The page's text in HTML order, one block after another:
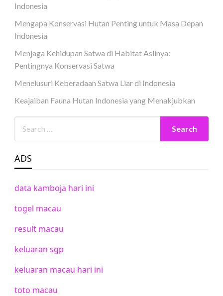
Indonesia
Mengapa Konservasi Hutan Penting untuk Masa Depan
Indonesia
Menjaga Kehidupan Satwa di Habitat Aslinya:
Pentingnya Konservasi Satwa
Menelusuri Keberadaan Satwa Liar di Indonesia
Keajaiban Fauna Hutan Indonesia yang Menakjubkan
ADS
data kamboja hari ini
togel macau
result macau
keluaran sgp
keluaran macau hari ini
toto macau